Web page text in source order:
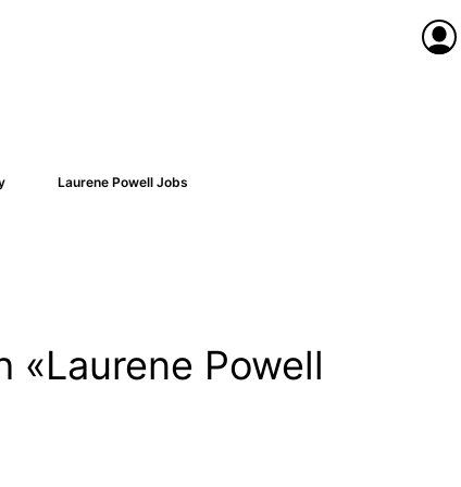
Laurene Powell Jobs
Powell